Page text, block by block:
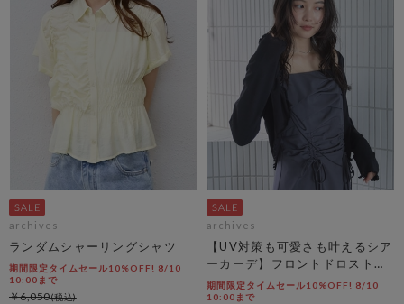
archives
ランダムシャーリングシャツ
期間限定タイムセール10%OFF! 8/10
10:00まで
￥6,050
archives
【UV対策も可愛さも叶えるシア
ーカーデ】フロントドロストシ
アーニットカーディガン
期間限定タイムセール10%OFF! 8/10
10:00まで